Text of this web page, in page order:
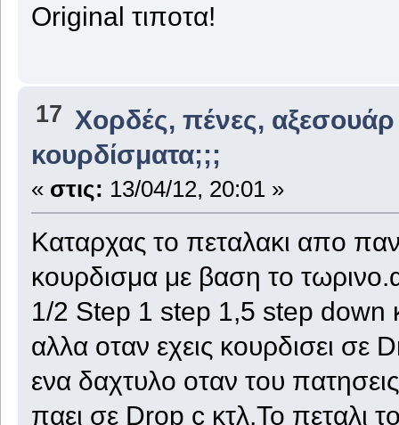
Original τιποτα!
17 Χορδές, πένες, αξεσουάρ
κουρδίσματα;;;
« στις: 13/04/12, 20:01 »
Kαταρχας το πεταλακι απο
κουρδισμα με βαση το
1/2 Step 1 step 1,5 step down
αλλα οταν εχεις κουρδισει σε
ενα δαχτυλο οταν του
παει σε Drop c κτλ.Το πεταλι